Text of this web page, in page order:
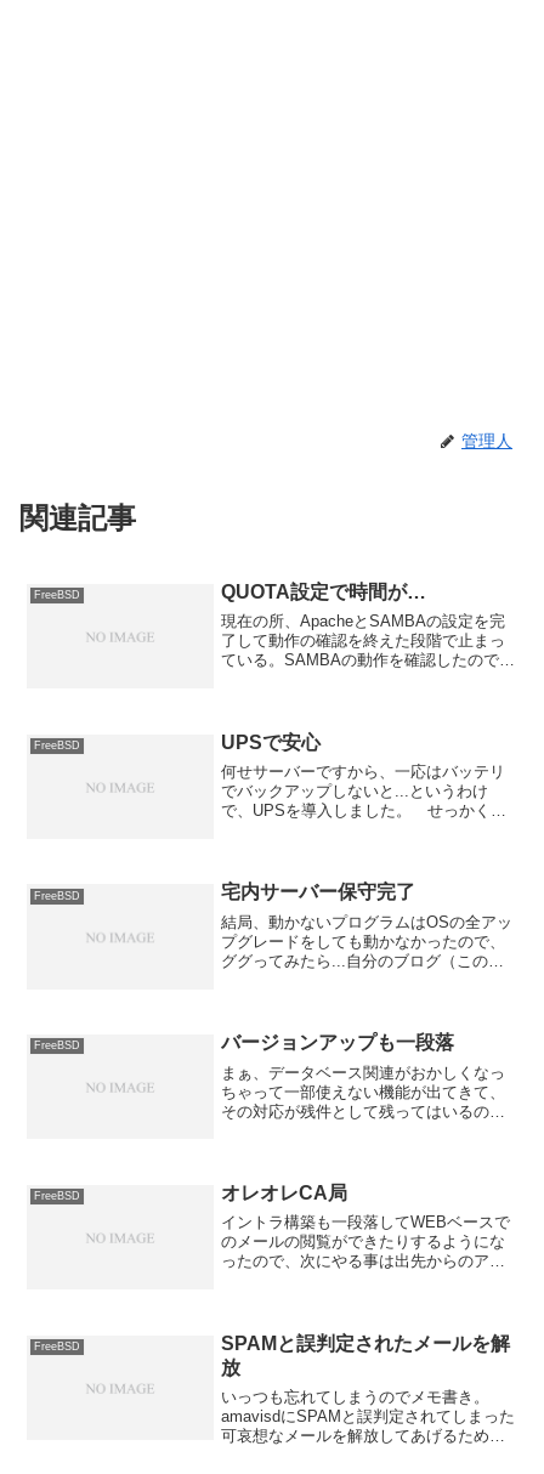
管理人
関連記事
FreeBSD QUOTA設定で時間が…
現在の所、ApacheとSAMBAの設定を完
了して動作の確認を終えた段階で止まっ
ている。SAMBAの動作を確認したので次
かかる。 以...
FreeBSD UPSで安心
何せサーバーですから、一応はバッテリ
でバックアップしないと...というわけ
で、UPSを導入しました。 せっかくな
連動してシャ...
FreeBSD 宅内サーバー保守完了
結局、動かないプログラムはOSの全アッ
プグレードをしても動かなかったので、
ググってみたら...自分のブログ（このブ
FreeBSD バージョンアップも一段落
まぁ、データベース関連がおかしくなっ
ちゃって一部使えない機能が出てきて、
その対応が残件として残ってはいるので
FreeBSD4と言うこ...
FreeBSD オレオレCA局
イントラ構築も一段落してWEBベースで
のメールの閲覧ができたりするようにな
ったので、次にやる事は出先からのアク
の暗号化）の確保を...
FreeBSD
SPAMと誤判定されたメールを解
放
いっつも忘れてしまうのでメモ書き。
amavisdにSPAMと誤判定されてしまった
可哀想なメールを解放してあげるための